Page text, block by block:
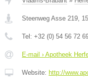
Steenweg Asse 219
Tel: +32 (0) 54 56 72
E-mail › Apotheek
Website: http://